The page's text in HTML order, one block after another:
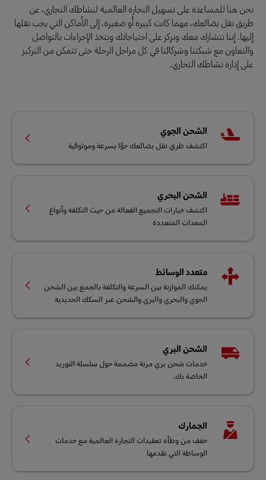
نحن هنا للمساعدة على تسهيل التجارة العالمية لنشاطك التجاري، عن
طريق نقل بضائعك، مهما كانت كبيرة أو صغيرة، إلى الأماكن التي يجب نقلها
إليها. إننا نتشارك معك ونركز على احتياجاتك ونتخذ الإجراءات بالتواصل
والتعاون مع شبكتنا وشركائنا في كل مراحل الرحلة حتى تتمكن من التركيز
على إدارة نشاطك التجاري.
الشحن الجوي
اكتشف طرق نقل بضائعك جوًا بسرعة وموثوقية
الشحن البحري
اكتشف خيارات التجميع الفعالة من حيث التكلفة وأنواع
المعدات المتعددة
متعدد الوسائط
يمكنك الموازنة بين السرعة والتكلفة بالجمع بين الشحن
الجوي والبحري والبري والشحن عبر السكك الحديدية
الشحن البري
خدمات شحن بري مرنة مصممة حول سلسلة التوريد
الخاصة بك.
الجمارك
خفف من وطأة تعقيدات التجارة العالمية مع خدمات
الوساطة التي نقدمها